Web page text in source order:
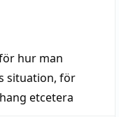
hur man
situation, för
etcetera